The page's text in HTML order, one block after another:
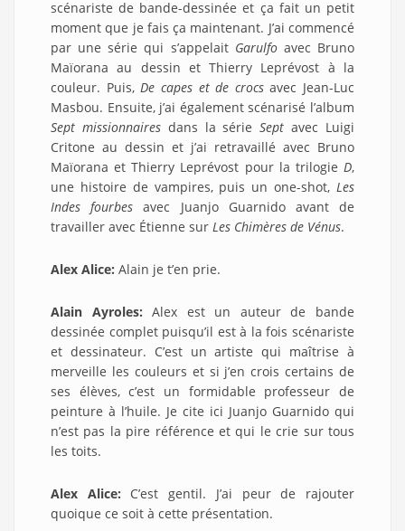
scénariste de bande-dessinée et ça fait un petit
moment que je fais ça maintenant. J’ai commencé
par une série qui s’appelait Garulfoavec Bruno
Maïorana au dessin et Thierry Leprévost à la
couleur. Puis,De capes et de crocsavec Jean-Luc
Masbou. Ensuite, j’ai également scénarisé l’album
Sept missionnairesdans la sérieSept avec Luigi
Critone au dessin et j’ai retravaillé avec Bruno
Maïorana et Thierry Leprévost pour la trilogie D,
une histoire de vampires, puis un one-shot, Les
Indes fourbesavec Juanjo Guarnido avant de
travailler avec Étienne sur Les Chimères de Vénus.
Alex Alice: Alain je t’en prie.
Alain Ayroles: Alex est un auteur de bande
dessinée complet puisqu’il est à la fois scénariste
et dessinateur. C’est un artiste qui maîtrise à
merveille les couleurs et si j’en crois certains de
ses élèves, c’est un formidable professeur de
peinture à l’huile. Je cite ici Juanjo Guarnido qui
n’est pas la pire référence et qui le crie sur tous
les toits.
Alex Alice: C’est gentil. J’ai peur de rajouter
quoique ce soit à cette présentation.